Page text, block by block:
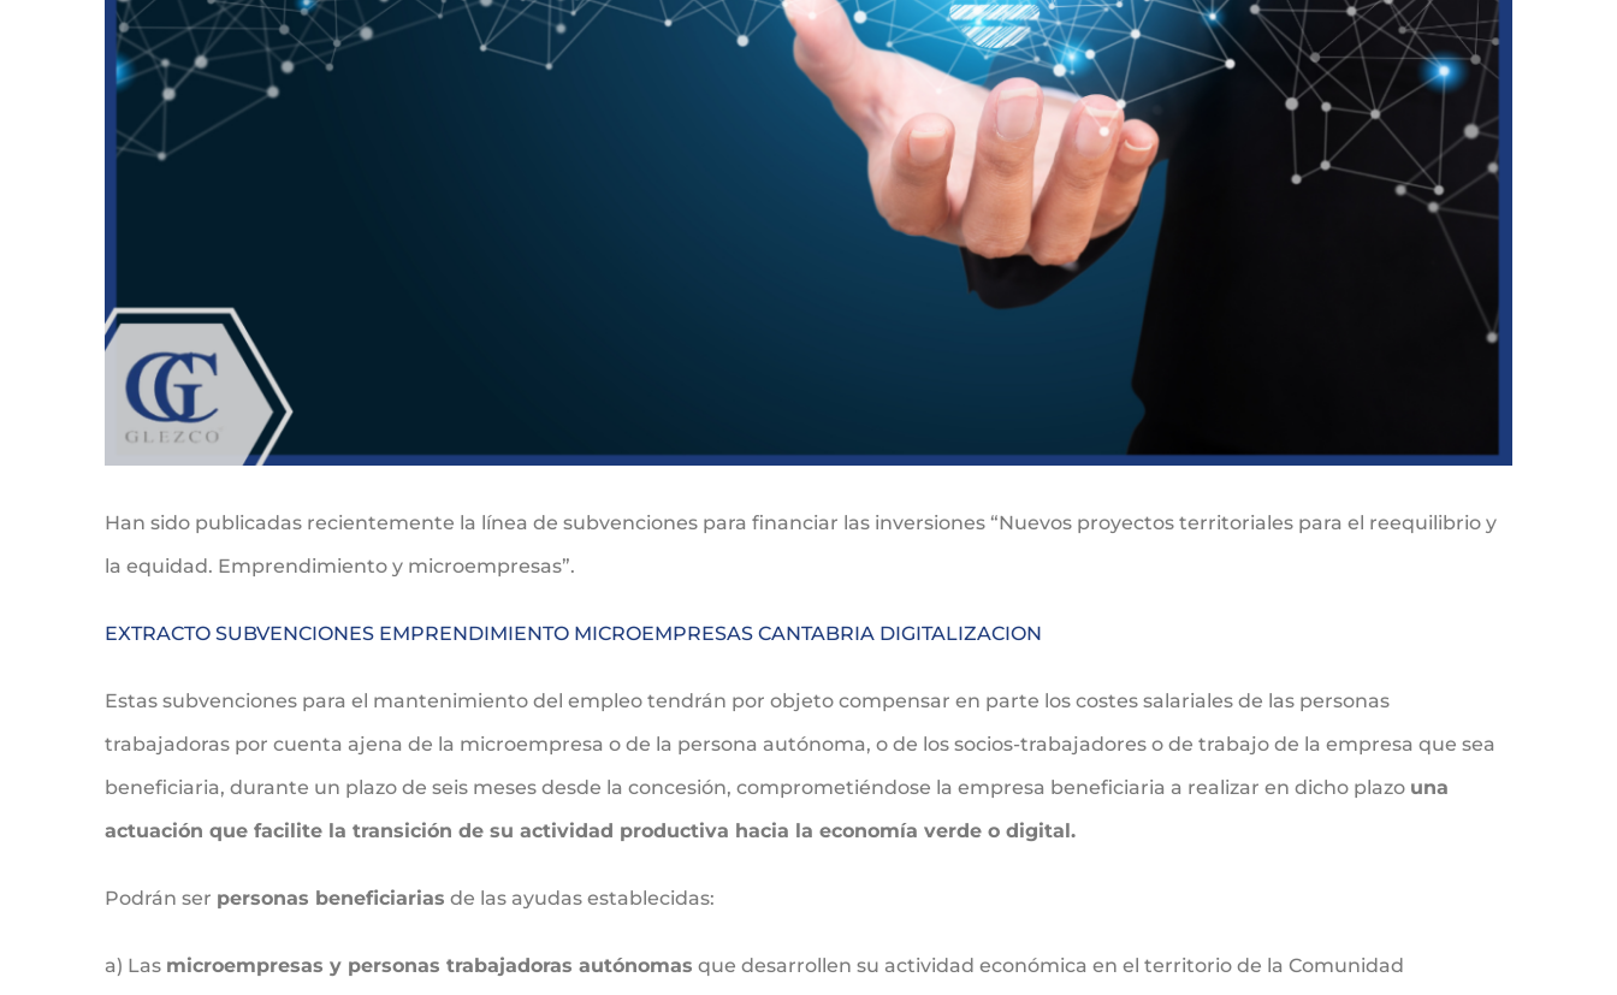
Han sido publicadas recientemente la línea de subvenciones para financiar las inversiones “Nuevos proyectos territoriales para el reequilibrio y
la equidad. Emprendimiento y microempresas”.
EXTRACTO SUBVENCIONES EMPRENDIMIENTO MICROEMPRESAS CANTABRIA DIGITALIZACION
Estas subvenciones para el mantenimiento del empleo tendrán por objeto compensar en parte los costes salariales de las personas
trabajadoras por cuenta ajena de la microempresa o de la persona autónoma, o de los socios-trabajadores o de trabajo de la empresa que sea
beneficiaria, durante un plazo de seis meses desde la concesión, comprometiéndose la empresa beneficiaria a realizar en dicho plazo una
actuación que facilite la transición de su actividad productiva hacia la economía verde o digital.
Podrán ser personas beneficiarias de las ayudas establecidas:
a) Las microempresas y personas trabajadoras autónomas que desarrollen su actividad económica en el territorio de la Comunidad